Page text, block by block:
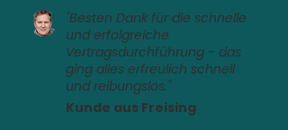
"Besten Dank für die schnelle
und erfolgreiche
Vertragsdurchführung - das
ging alles erfreulich schnell
und reibungslos."
Kunde aus Freising